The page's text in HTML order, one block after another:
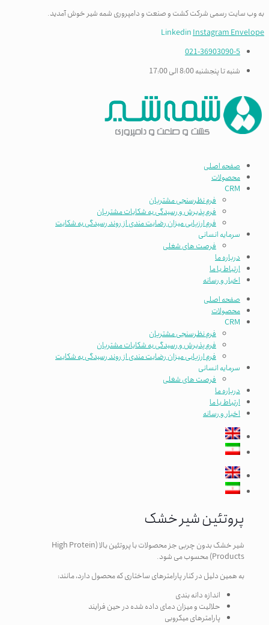
به وب سایت رسمی شرکت کشت و صنعت و دامپروری شمه شیر خوش آمدید.
LinkedinInstagramEnvelope
021-36903090-5
شنبه تا پنجشنبه 8:00 الی 17:00
صفحه اصلی
محصولات
CRM
فرم نظرسنجی مشتریان
فرم پذیرش و رسیدگی به شکایات مشتریان
فرم ارزیابی میزان رضایت مندی از روند رسیدگی به شکایت
سرمایه انسانی
فرصت های شغلی
درباره ما
ارتباط با ما
اخبار و رسانه
صفحه اصلی
محصولات
CRM
فرم نظرسنجی مشتریان
فرم پذیرش و رسیدگی به شکایات مشتریان
فرم ارزیابی میزان رضایت مندی از روند رسیدگی به شکایت
سرمایه انسانی
فرصت های شغلی
درباره ما
ارتباط با ما
اخبار و رسانه
پروتئین شیر خشک
شیر خشک بدون چربی جز محصولات با پروتئین بالا (High Protein
Products) محسوب می­ شود.
به همین دلیل در کنار پارامترهای ساختاری که محصول دارد، مانند:
اندازه دانه بندی
حلالیت و میزان دمای داده شده در حین فرایند
پارامترهای میکروبی